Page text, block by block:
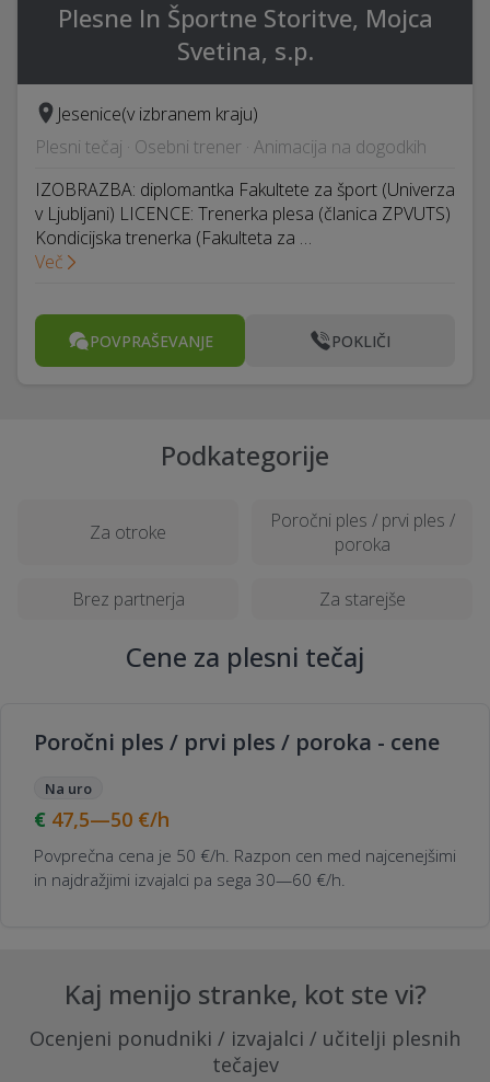
Plesne In Športne Storitve, Mojca
Svetina, s.p.
Jesenice(v izbranem kraju)
Plesni tečaj · Osebni trener · Animacija na dogodkih
IZOBRAZBA: diplomantka Fakultete za šport (Univerza
v Ljubljani) LICENCE: Trenerka plesa (članica ZPVUTS)
Kondicijska trenerka (Fakulteta za …
Več
POVPRAŠEVANJE POKLIČI
Podkategorije
Za otroke
Poročni ples / prvi ples /
poroka
Brez partnerja Za starejše
Cene za plesni tečaj
Poročni ples / prvi ples / poroka - cene
Na uro
47,5—50 €/h
Povprečna cena je 50 €/h. Razpon cen med najcenejšimi
in najdražjimi izvajalci pa sega 30—60 €/h.
Kaj menijo stranke, kot ste vi?
Ocenjeni ponudniki / izvajalci / učitelji plesnih
tečajev